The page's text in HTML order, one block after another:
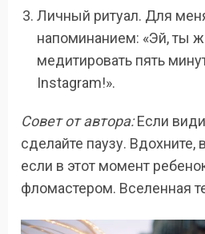
Личный ритуал. Для
напоминанием: «Эй, ты
медитировать пять
Instagram!».
Совет от автора:Если
сделайте паузу.
если в этот момент
фломастером. Вселенная